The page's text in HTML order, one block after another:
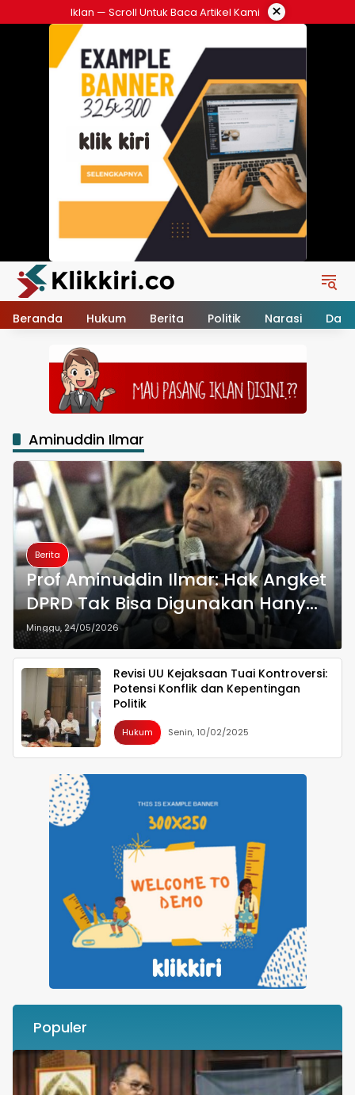
ke
Iklan — Scroll Untuk Baca Artikel Kami ×
Beranda Hukum Berita Politik Narasi
Aminuddin Ilmar
Berita
Prof Aminuddin Ilmar: Hak Angket
DPRD Tak Bisa Digunakan Hanya
karena ‘Desas-desus’
Minggu, 24/05/2026
Revisi UU Kejaksaan Tuai Kontroversi:
Potensi Konflik dan Kepentingan
Politik
Hukum Senin, 10/02/2025
Populer